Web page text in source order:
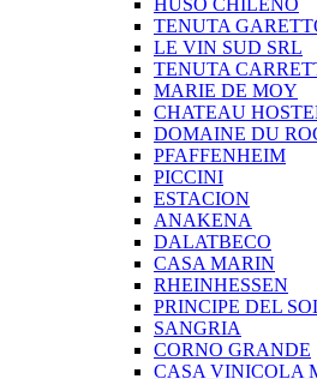
HUSO CHILENO
TENUTA
LE VIN SUD SRL
TENUTA
MARIE DE MOY
CHATEAU
DOMAINE DU
PFAFFENHEIM
PICCINI
ESTACION
ANAKENA
DALATBECO
CASA MARIN
RHEINHESSEN
PRINCIPE DEL
SANGRIA
CORNO GRANDE
CASA VINICOLA